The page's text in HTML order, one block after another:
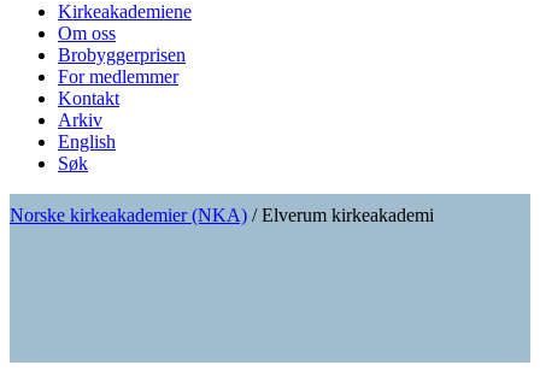
Kirkeakademiene
Om oss
Brobyggerprisen
For medlemmer
Kontakt
Arkiv
English
Søk
Norske kirkeakademier (NKA) /Elverum kirkeakademi